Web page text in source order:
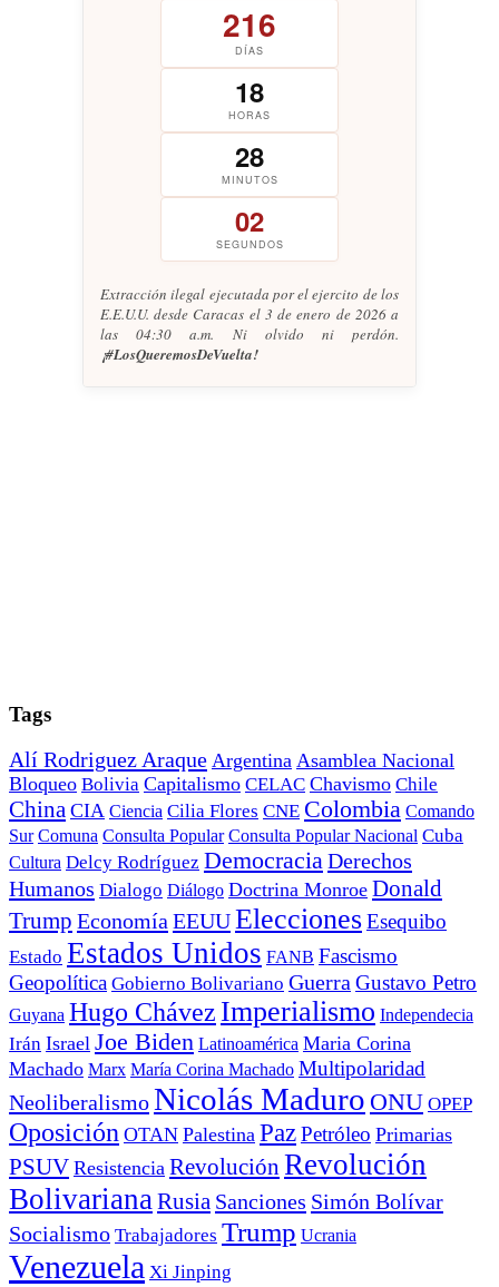
216
DÍAS
18
HORAS
28
MINUTOS
02
SEGUNDOS
Extracción ilegal ejecutada por el ejercito de los
E.E.U.U. desde Caracas el 3 de enero de 2026 a
las 04:30 a.m. Ni olvido ni perdón.
¡#LosQueremosDeVuelta!
Tags
Alí Rodriguez Araque Argentina Asamblea Nacional
Bloqueo Bolivia Capitalismo CELAC Chavismo Chile
China CIA Ciencia Cilia Flores CNE Colombia Comando
Sur Comuna Consulta Popular Consulta Popular Nacional Cuba
Cultura Delcy Rodríguez DemocraciaDerechos
Humanos Dialogo Diálogo Doctrina Monroe Donald
Trump Economía EEUUEleccionesEsequibo
Estado Estados Unidos FANB Fascismo
Geopolítica Gobierno Bolivariano GuerraGustavo Petro
Guyana Hugo Chávez Imperialismo Independecia
Irán Israel Joe Biden Latinoamérica Maria Corina
Machado Marx María Corina Machado Multipolaridad
NeoliberalismoNicolás Maduro ONU OPEP
Oposición OTAN Palestina PazPetróleo Primarias
PSUV Resistencia Revolución Revolución
BolivarianaRusia Sanciones Simón Bolívar
Socialismo Trabajadores Trump Ucrania
Venezuela Xi Jinping